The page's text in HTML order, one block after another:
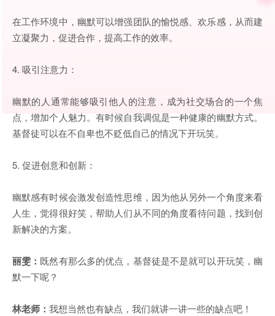
在工作环境中，幽默可以增强团队的愉悦感、欢乐感，从而建
立凝聚力，促进合作，提高工作的效率。
4. 吸引注意力：
幽默的人通常能够吸引他人的注意，成为社交场合的一个焦
点，增加个人魅力。有时候自我调侃是一种健康的幽默方式。
基督徒可以在不自卑也不贬低自己的情况下开玩笑。
5. 促进创意和创新：
幽默感有时候会激发创造性思维，因为他从另外一个角度来看
人生，觉得很好笑，帮助人们从不同的角度看待问题，找到创
新解决的方案。
丽雯： 既然有那么多的优点，基督徒是不是就可以开玩笑，幽
默一下呢？
林老师： 我想当然也有缺点，我们就讲一讲一些的缺点吧！